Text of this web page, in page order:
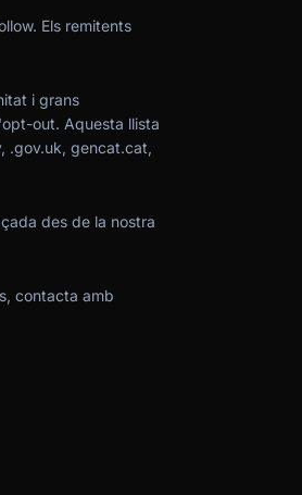
Els remitents
i grans
out. Aquesta llista
.gov.uk, gencat.cat,
des de la nostra
contacta amb